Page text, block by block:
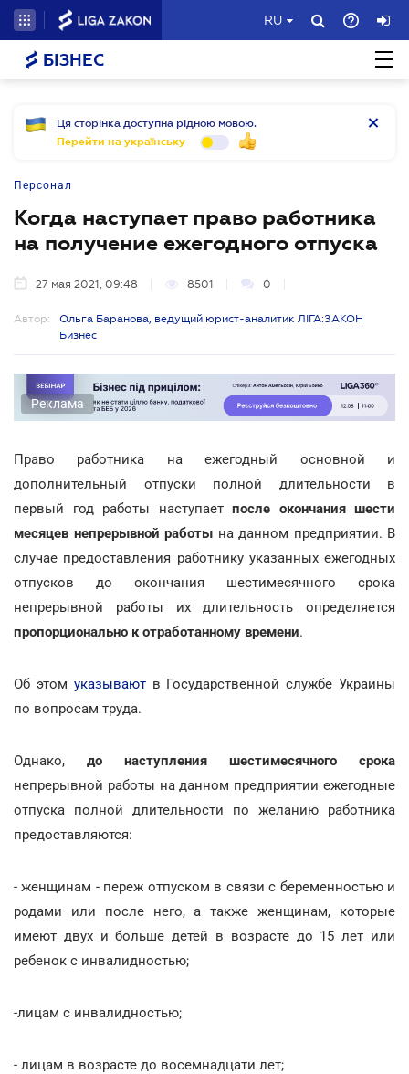
RU
БІЗНЕС
Ця сторінка доступна рідною мовою.
Перейти на українську
Персонал
Когда наступает право работника
на получение ежегодного отпуска
27 мая 2021, 09:48 8501 0
Автор:
Ольга Баранова, ведущий юрист-аналитик ЛІГА:ЗАКОН
Бизнес
Реклама
Право работника на ежегодный основной и
дополнительный отпуски полной длительности в
первый год работы наступает после окончания шести
месяцев непрерывной работы на данном предприятии. В
случае предоставления работнику указанных ежегодных
отпусков до окончания шестимесячного срока
непрерывной работы их длительность определяется
пропорционально к отработанному времени.
Об этом указываютв Государственной службе Украины
по вопросам труда.
Однако, до наступления шестимесячного срока
непрерывной работы на данном предприятии ежегодные
отпуска полной длительности по желанию работника
предоставляются:
- женщинам - переж отпуском в связи с беременностью и
родами или после него, а также женщинам, которые
имеют двух и больше детей в возрасте до 15 лет или
ребенок с инвалидностью;
-лицам с инвалидностью;
- лицам в возрасте до восемнадцати лет;